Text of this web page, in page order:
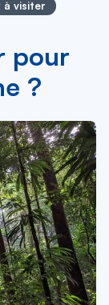
à visiter
pour
?